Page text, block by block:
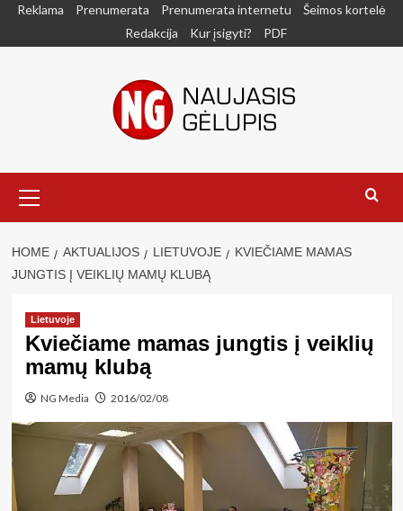
SkipReklama Prenumerata Prenumerata internetu
Šeimos kortelė
Redakcija
Kur įsigyti? PDF
Menu
HOME AKTUALIJOS LIETUVOJE
KVIEČIAME MAMAS
JUNGTIS Į VEIKLIŲ MAMŲ KLUBĄ
Lietuvoje
Kviečiame mamas jungtis į veiklių
mamų klubą
NG Media 2016/02/08